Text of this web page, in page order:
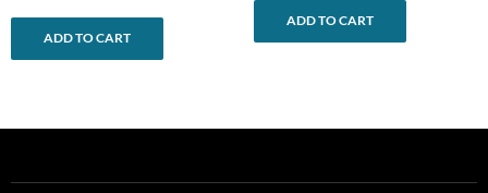
ADD TO CART
ADD TO CART